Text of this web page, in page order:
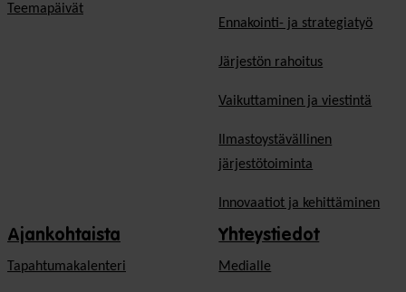
Teemapäivät
Ennakointi- ja strategiatyö
Järjestön rahoitus
Vaikuttaminen ja viestintä
Ilmastoystävällinen
järjestötoiminta
Innovaatiot ja kehittäminen
Ajankohtaista
Tapahtumakalenteri
Yhteystiedot
Medialle